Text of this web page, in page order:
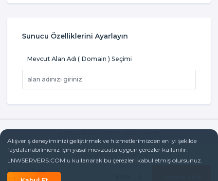
Sunucu Özelliklerini Ayarlayın
Mevcut Alan Adı ( Domain ) Seçimi
Sipariş Tutarı 9.90
Toplam Tutar
Alışveriş deneyiminizi geliştirmek ve hizmetlerimizden en iyi şekilde
faydalanabilmeniz için yasal mevzuata uygun çerezler kullanılır.
LNWSERVERS.COM'u kullanarak bu çerezleri kabul etmiş olursunuz.